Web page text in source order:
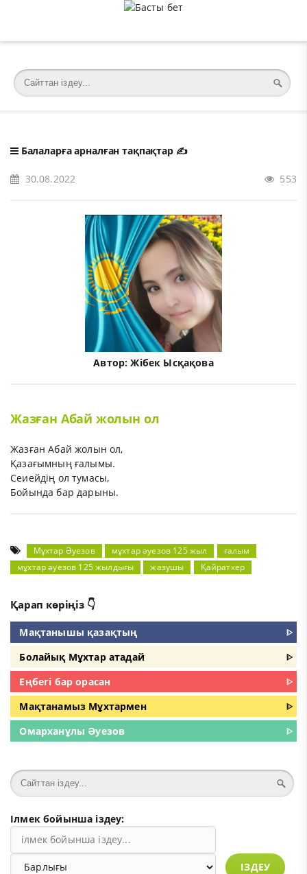
Балаларға арналған тақпақтар✍️
30.08.2022 553
Автор:Жібек Ысқақова
Жазған Абай жолын ол
Жазған Абай жолын ол,
Қазағымның ғалымы.
Сеиейдің ол тумасы,
Бойында бар дарыны.
Мұхтар Әуезов мұхтар әуезов 125 жыл
ғалым
мұхтар әуезов 125 жылдығы
жазушы Қайраткер
Қарап көріңіз 👇
Мақтанышы қазақтың
ᐈ
Болайық Мұхтар атадай
ᐈ
Еңбегі бар орасан
ᐈ
Мақтанамыз Мұхтармен
ᐈ
Омарханұлы Әуезов
ᐈ
Ілмек бойынша іздеу:
ІЗДЕУ